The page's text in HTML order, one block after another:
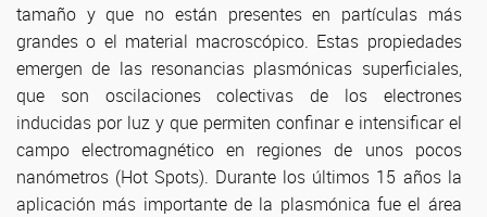
tamaño y que no están presentes en partículas más
grandes o el material macroscópico. Estas propiedades
emergen de las resonancias plasmónicas superficiales,
que son oscilaciones colectivas de los electrones
inducidas por luz y que permiten confinar e intensificar el
campo electromagnético en regiones de unos pocos
nanómetros (Hot Spots). Durante los últimos 15 años la
aplicación más importante de la plasmónica fue el área